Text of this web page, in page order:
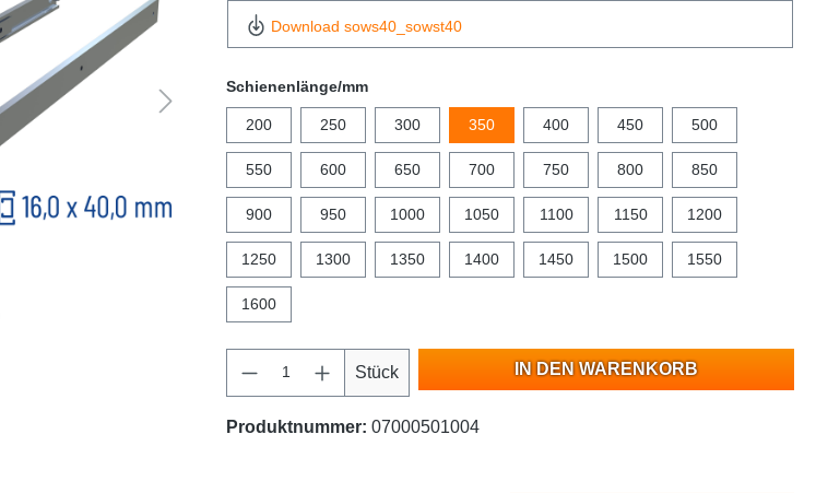
Download sows40_sowst40
Schienenlänge/mm
200 250 300 350 400 450 500
550 600 650 700 750 800 850
900 950 1000 1050 1100 1150 1200
1250 1300 1350 1400 1450 1500 1550
1600
Stück IN DEN WARENKORB
Produktnummer: 07000501004